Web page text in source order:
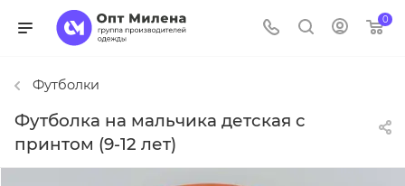
0
Футболки
Футболка на мальчика детская с
принтом (9-12 лет)